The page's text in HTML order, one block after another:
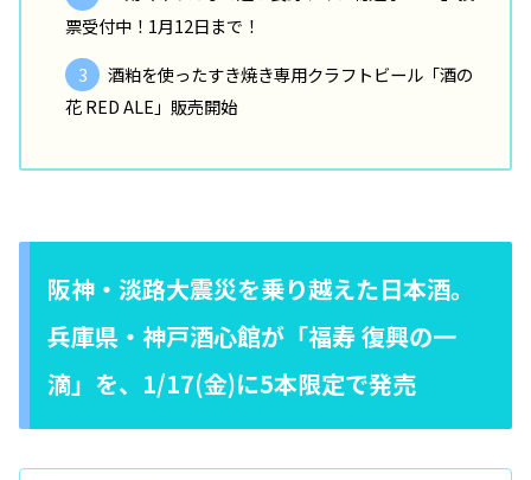
票受付中！1月12日まで！
酒粕を使ったすき焼き専用クラフトビール「酒の
花 RED ALE」販売開始
阪神・淡路大震災を乗り越えた日本酒。
兵庫県・神戸酒心館が「福寿 復興の一
滴」を、1/17(金)に5本限定で発売